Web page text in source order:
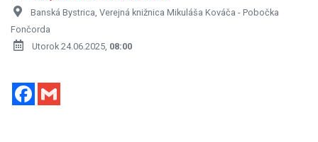
Banská Bystrica, Verejná knižnica Mikuláša Kováča - Pobočka
Fončorda
Utorok 24.06.2025, 08:00
Facebook